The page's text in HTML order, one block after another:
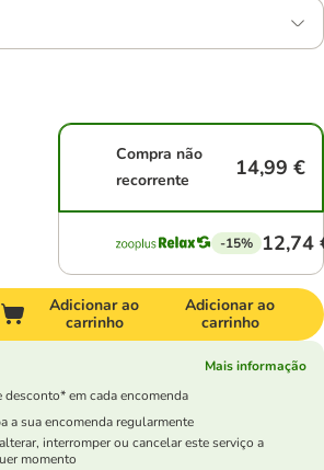
Compra não
recorrente
14,99 €
-15% 12,74
Adicionar ao
carrinho
Adicionar ao
carrinho
Mais informação
desconto* em cada encomenda
a sua encomenda regularmente
interromper ou cancelar este serviço a
momento